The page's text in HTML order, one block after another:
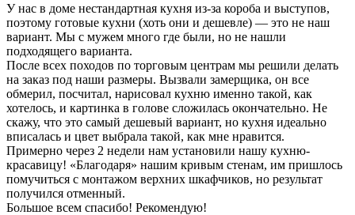
У нас в доме нестандартная кухня из-за короба и выступов,
поэтому готовые кухни (хоть они и дешевле) — это не наш
вариант. Мы с мужем много где были, но не нашли
подходящего варианта.
После всех походов по торговым центрам мы решили делать
на заказ под наши размеры. Вызвали замерщика, он все
обмерил, посчитал, нарисовал кухню именно такой, как
хотелось, и картинка в голове сложилась окончательно. Не
скажу, что это самый дешевый вариант, но кухня идеально
вписалась и цвет выбрала такой, как мне нравится.
Примерно через 2 недели нам установили нашу кухню-
красавицу! «Благодаря» нашим кривым стенам, им пришлось
помучиться с монтажом верхних шкафчиков, но результат
получился отменный.
Большое всем спасибо! Рекомендую!